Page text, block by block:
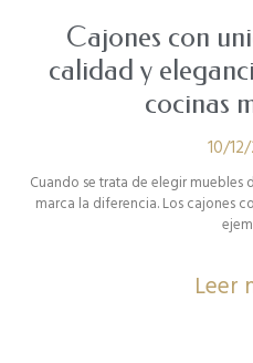
Cajones con
calidad y
cocinas
10/
Cuando se trata de elegir
marca la diferencia. Los cajones
Leer